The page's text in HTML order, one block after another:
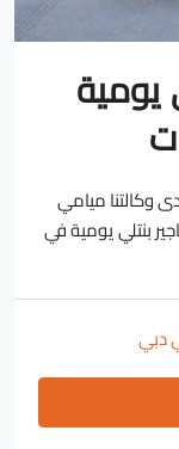
يومية
وكالتنا ميامي
بنتلي يومية في
دبي